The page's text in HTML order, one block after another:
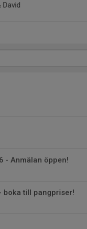
- Anmälan öppen!
boka till pangpriser!